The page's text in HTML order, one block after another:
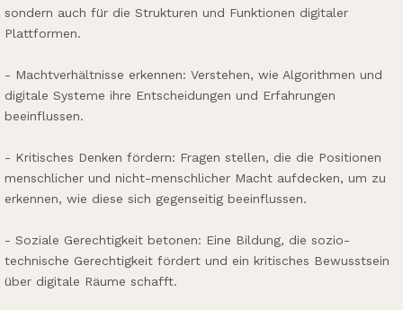
sondern auch für die Strukturen und Funktionen digitaler
Plattformen.
- Machtverhältnisse erkennen: Verstehen, wie Algorithmen und
digitale Systeme ihre Entscheidungen und Erfahrungen
beeinflussen.
- Kritisches Denken fördern: Fragen stellen, die die Positionen
menschlicher und nicht-menschlicher Macht aufdecken, um zu
erkennen, wie diese sich gegenseitig beeinflussen.
- Soziale Gerechtigkeit betonen: Eine Bildung, die sozio-
technische Gerechtigkeit fördert und ein kritisches Bewusstsein
über digitale Räume schafft.